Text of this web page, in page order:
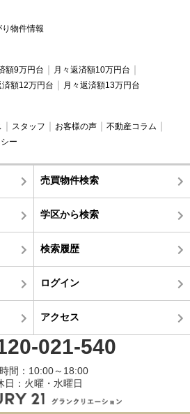
物件情報
額9万円台
月々返済額10万円台
済額12万円台 月々返済額13万円台
スタッフ お客様の声
不動産コラム
ー
売買物件検索
学区から検索
検索履歴
ログイン
アクセス
021-540
間：10:00～18:00
日：火曜・水曜日